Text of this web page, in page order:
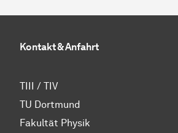
Kontakt & Anfahrt
TIII / TIV
TU Dortmund
Fakultät Physik